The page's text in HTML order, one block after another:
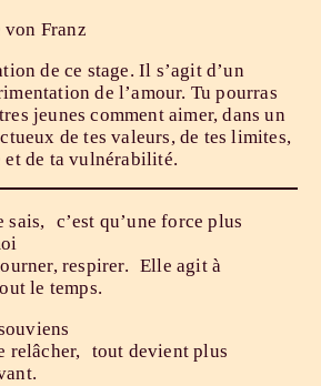
Franz
de ce stage. Il s’agit d’un
de l’amour. Tu pourras
jeunes comment aimer, dans un
de tes valeurs, de tes limites,
de ta vulnérabilité.
sais, c’est qu’une force plus
respirer. Elle agit à
le temps.
relâcher, tout devient plus